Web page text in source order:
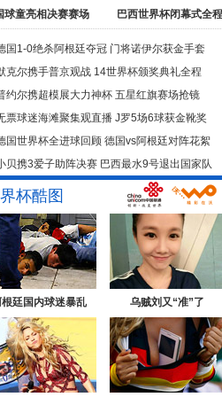
球童亮相决赛赛场 巴西世界杯闭幕式全程
国1-0绝杀阿根廷夺冠 门将诺伊尔获金手套
克尔携手普京观战 14世界杯颁奖典礼全程
约尔携超模展大力神杯 五星红旗赛场抢镜
票球迷海滩聚集观直播 J罗5场6球获金靴奖
国世界杯全进球回顾 德国vs阿根廷对阵花絮
贝携3爱子助阵决赛 巴西最水9号退出国家队
杯酷图
廷国内球迷暴乱 乌贼刘又“准”了